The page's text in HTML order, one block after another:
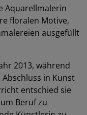
Aquarellmalerin
floralen Motive,
ausgefüllt
2013, während
in Kunst
entschied sie
Beruf zu